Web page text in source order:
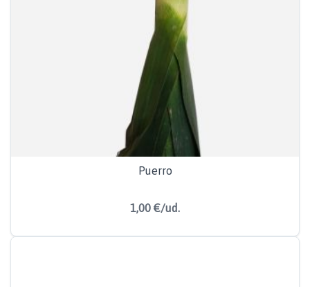
Puerro
1,00 €/ud.